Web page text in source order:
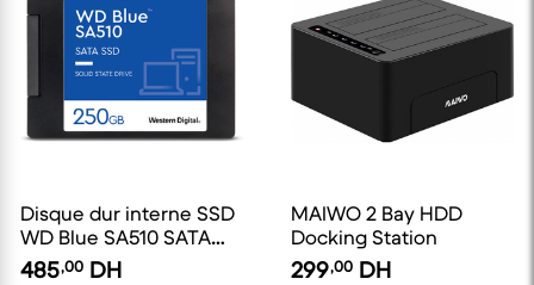
Disque dur interne SSD
WD Blue SA510 SATA
2.5" 250 Go
485,00 DH
MAIWO 2 Bay HDD
Docking Station
299,00 DH